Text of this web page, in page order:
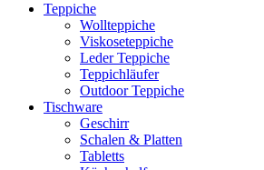
Teppiche
Wollteppiche
Viskoseteppiche
Leder Teppiche
Teppichläufer
Outdoor Teppiche
Tischware
Geschirr
Schalen & Platten
Tabletts